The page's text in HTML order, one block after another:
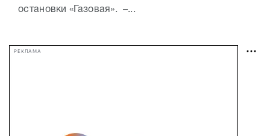
остановки «Газовая». –...
РЕКЛАМА